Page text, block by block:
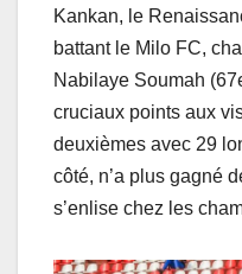
Kankan, le
battant le Milo FC,
Nabilaye Soumah
cruciaux points aux
deuxièmes avec 29
côté, n’a plus gagné
s’enlise chez les